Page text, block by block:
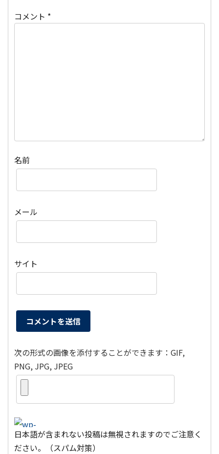
コメント *
名前
メール
サイト
次の形式の画像を添付することができます：GIF,
PNG, JPG, JPEG
日本語が含まれない投稿は無視されますのでご注意く
ださい。（スパム対策）